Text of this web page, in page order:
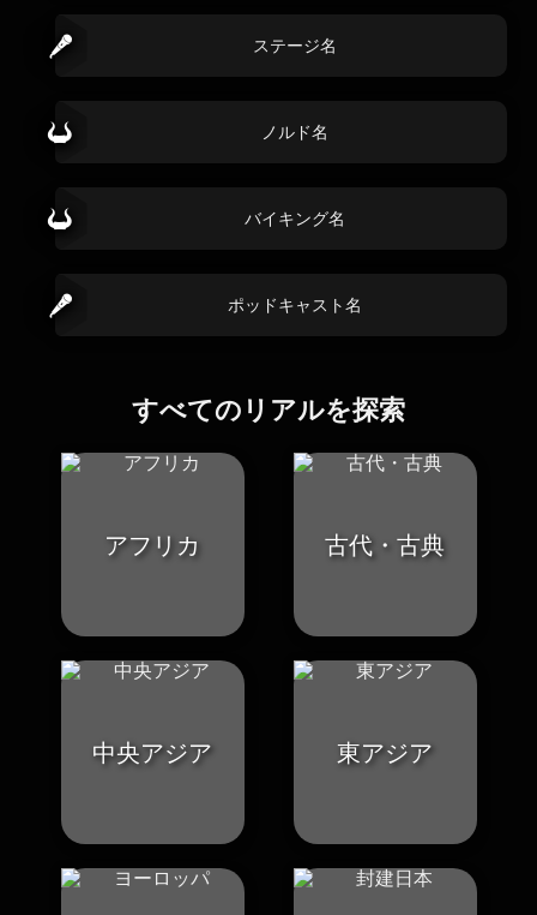
ステージ名
ノルド名
バイキング名
ポッドキャスト名
すべてのリアルを探索
アフリカ 古代・古典
中央アジア 東アジア